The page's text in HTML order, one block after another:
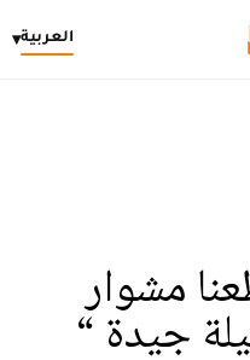
العربية▾
مشوار
جيدة “